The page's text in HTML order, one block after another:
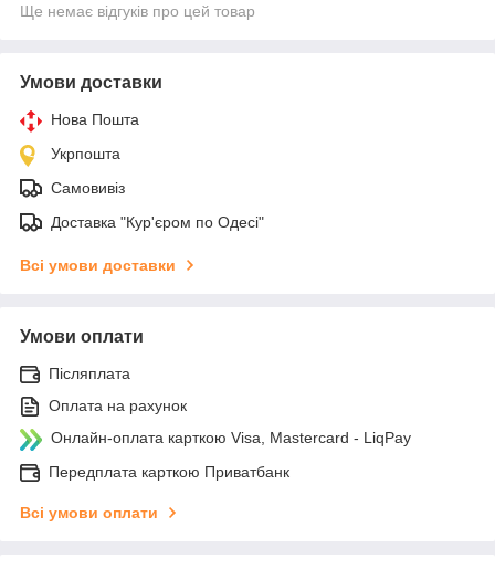
Ще немає відгуків про цей товар
Умови доставки
Нова Пошта
Укрпошта
Самовивіз
Доставка "Кур'єром по Одесі"
Всі умови доставки
Умови оплати
Післяплата
Оплата на рахунок
Онлайн-оплата карткою Visa, Mastercard - LiqPay
Передплата карткою Приватбанк
Всі умови оплати